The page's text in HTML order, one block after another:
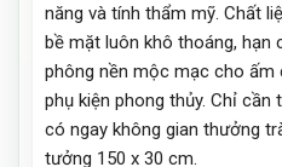
năng và tính thẩm mỹ. Chất
bề mặt luôn khô thoáng,
phông nền mộc mạc cho ấm
phụ kiện phong thủy. Chỉ cần
có ngay không gian thưởng
tưởng 150 x 30 cm.